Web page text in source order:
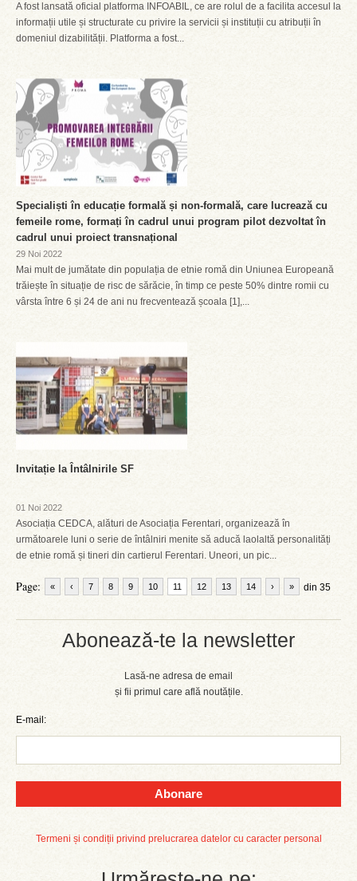
Abonează-te la newsletter
Lasă-ne adresa de email
și fii primul care află noutățile.
E-mail:
Abonare
Termeni și condiții privind prelucrarea datelor cu caracter personal
A fost lansată oficial platforma INFOABIL, ce are rolul de a facilita accesul la
informații utile și structurate cu privire la servicii și instituții cu atribuții în
domeniul dizabilității. Platforma a fost...
Specialiști în educație formală și non-formală, care lucrează cu
femeile rome, formați în cadrul unui program pilot dezvoltat în
cadrul unui proiect transnațional
29 Noi 2022
Mai mult de jumătate din populația de etnie romă din Uniunea Europeană
trăiește în situație de risc de sărăcie, în timp ce peste 50% dintre romii cu
vârsta între 6 și 24 de ani nu frecventează școala [1],...
Invitație la Întâlnirile SF
01 Noi 2022
Asociația CEDCA, alături de Asociația Ferentari, organizează în
următoarele luni o serie de întâlniri menite să aducă laolaltă personalități
de etnie romă și tineri din cartierul Ferentari. Uneori, un pic...
Page: « ‹ 7 8 9 10 11 12 13 14 din 35
› »